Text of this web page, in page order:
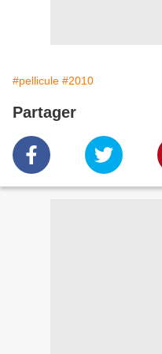
#pellicule #2010
Partager